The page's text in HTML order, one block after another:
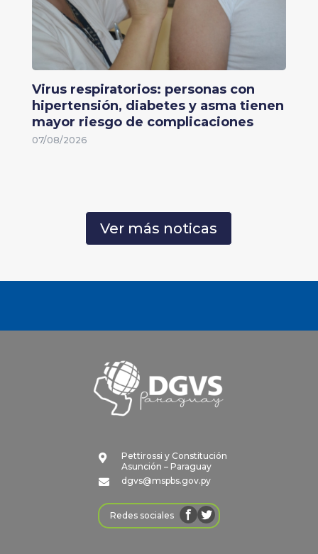
Virus respiratorios: personas con
hipertensión, diabetes y asma tienen
mayor riesgo de complicaciones
07/08/2026
Ver más noticas

Pettirossi y Constitución
Asunción – Paraguay

dgvs@mspbs.gov.py
Redes sociales